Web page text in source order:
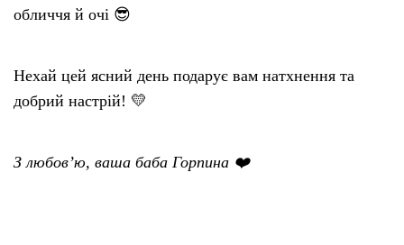
обличчя й очі 😎
Нехай цей ясний день подарує вам натхнення та
добрий настрій! 💛
З любов’ю, ваша баба Горпина ❤️